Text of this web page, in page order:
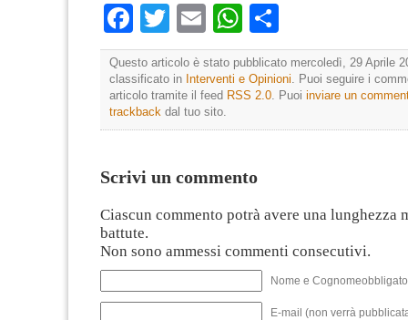
Facebook
TwitterEmailWhatsApp
Questo articolo è stato pubblicato mercoledì, 29 Aprile
classificato in Interventi e Opinioni . Puoi seguire i
articolo tramite il feed RSS 2.0 . Puoi inviare un
trackback dal tuo sito.
Scrivi un commento
Ciascun commento potrà avere una lunghezza
battute.
Non sono ammessi commenti consecutivi.
Nome e
E-mail (non verrà